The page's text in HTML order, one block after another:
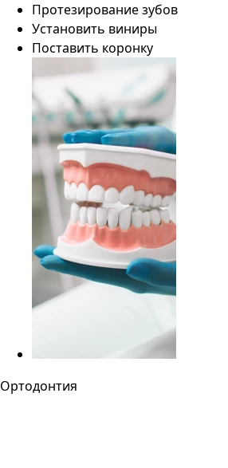
Протезирование зубов
Установить виниры
Поставить коронку
Ортодонтия